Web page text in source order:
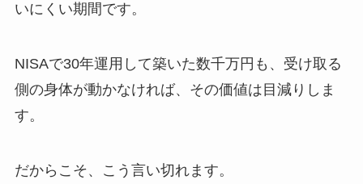
いにくい期間です。
NISAで30年運用して築いた数千万円も、受け取る
側の身体が動かなければ、その価値は目減りしま
す。
だからこそ、こう言い切れます。